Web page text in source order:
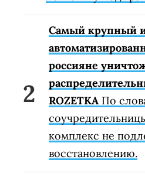
Самый крупный
россияне
ROZETKA По
комплекс не
восстановлению.